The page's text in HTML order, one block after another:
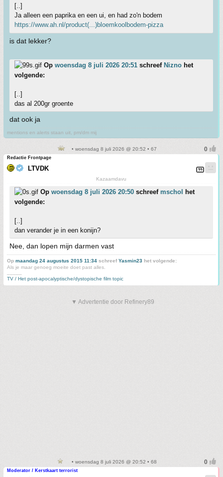
[..]
Ja alleen een paprika en een ui, en had zo'n bodem
https://www.ah.nl/product(...)bloemkoolbodem-pizza
is dat lekker?
Op woensdag 8 juli 2026 20:51 schreef Nizno het
volgende:
[..]
das al 200gr groente
dat ook ja
mentions en alerts staan uit, pm/dm mij
• woensdag 8 juli 2026 @ 20:52 • 67
Redactie Frontpage
LTVDK
Kazaamdavu
Op woensdag 8 juli 2026 20:50 schreef mschol
het
volgende:
[..]
dan verander je in een konijn?
Nee, dan lopen mijn darmen vast
Op maandag 24 augustus 2015 11:34 schreefYasmin23 het volgende:
Als je maar genoeg moeite doet past alles.
TV / Het post-apocalyptische/dystopische film topic
▼ Advertentie door Refinery89
• woensdag 8 juli 2026 @ 20:52 • 68
Moderator / Kerstkaart terrorist